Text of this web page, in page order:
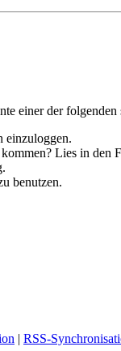
einer der folgenden
einzuloggen.
Lies in den
benutzen.
| RSS-